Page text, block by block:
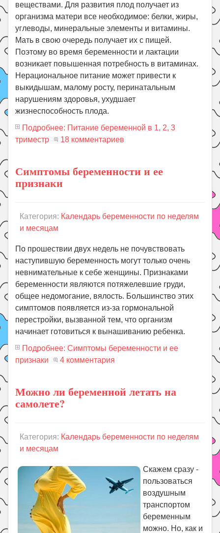
веществами. Для развития плод получает из
организма матери все необходимое: белки, жиры,
углеводы, минеральные элементы и витамины.
Мать в свою очередь получает их с пищей.
Поэтому во время беременности и лактации
возникает повышенная потребность в витаминах.
Нерациональное питание может привести к
выкидышам, малому росту, перинатальным
нарушениям здоровья, ухудшает
жизнеспособность плода.
Подробнее: Питание беременной в 1, 2, 3
триместр
18 комментариев
Симптомы беременности и ее
признаки
Категория: Календарь беременности по неделям
и месяцам
По прошествии двух недель не почувствовать
наступившую беременность могут только очень
невнимательные к себе женщины. Признаками
беременности являются потяжелевшие груди,
общее недомогание, вялость. Большинство этих
симптомов появляется из-за гормональной
перестройки, вызванной тем, что организм
начинает готовиться к вынашиванию ребенка.
Подробнее: Симптомы беременности и ее
признаки
4 комментария
Можно ли беременной летать на
самолете?
Категория: Календарь беременности по неделям
и месяцам
Скажем сразу -
пользоваться
воздушным
транспортом
беременным
можно. Но, как и